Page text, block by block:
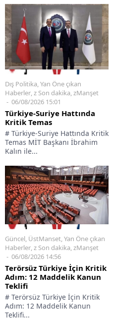
Dış Politika Yan Öne çıkan
Haberler z Son dakika zManşet
06/08/2026 15:01
Türkiye-Suriye Hattında
Kritik Temas
# Türkiye-Suriye Hattında Kritik
Temas MİT Başkanı İbrahim
Kalın ile...
Güncel ÜstManset Yan Öne çıkan
Haberler z Son dakika zManşet
06/08/2026 14:56
Terörsüz Türkiye İçin Kritik
Adım: 12 Maddelik Kanun
Teklifi
# Terörsüz Türkiye İçin Kritik
Adım: 12 Maddelik Kanun
Teklifi...